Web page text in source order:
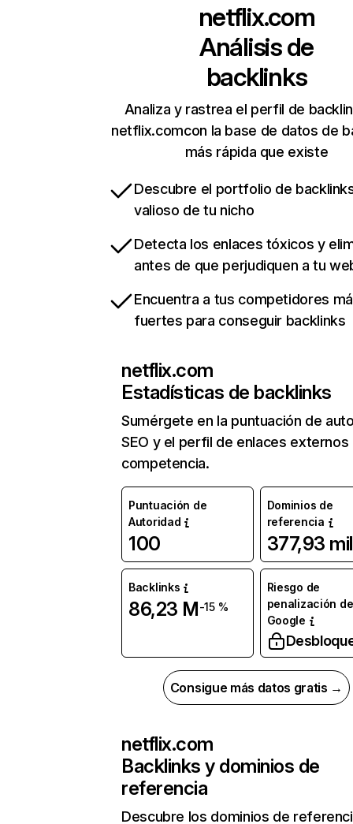
netflix.com
Análisis de
backlinks
Analiza y rastrea el perfil de
netflix.comcon la base de datos de
más rápida que existe
Descubre el portfolio de
valioso de tu nicho
Detecta los enlaces tóxicos y
antes de que perjudiquen a tu
Encuentra a tus competidores
fuertes para conseguir backlinks
netflix.com
Estadísticas de backlinks
Sumérgete en la puntuación de
SEO y el perfil de enlaces externos
competencia.
Puntuación de
Autoridad
100
Dominios de
referencia
377,93 mil
Backlinks
86,23 M-15 %
Riesgo de
penalización de
Google
Consigue más datos gratis →
netflix.com
Backlinks y dominios de
referencia
Descubre los dominios de